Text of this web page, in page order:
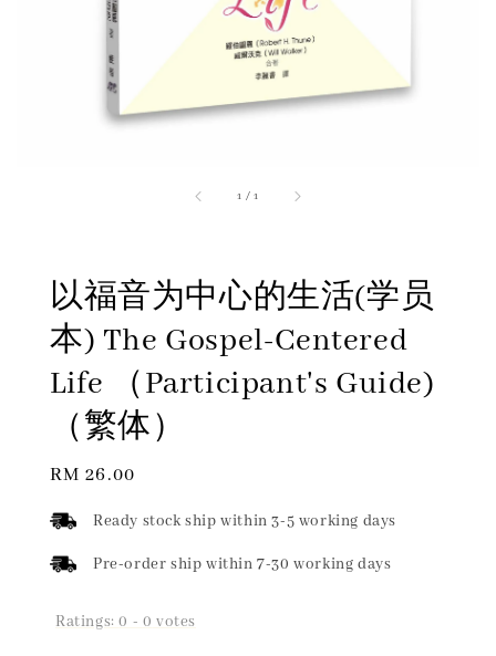
1 /1
以福音为中心的生活(学员
本) The Gospel-Centered
Life （Participant's Guide)
（繁体）
Regular
RM 26.00
Ready stock ship within 3-5 working days
Pre-order ship within 7-30 working days
Ratings:0 - 0 votes